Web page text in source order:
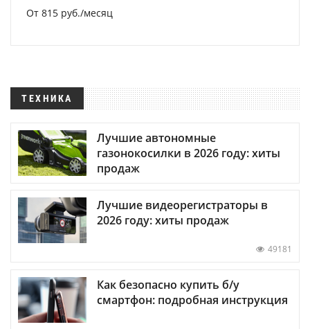
От 815 руб./месяц
ТЕХНИКА
Лучшие автономные
газонокосилки в 2026 году: хиты
продаж
Лучшие видеорегистраторы в
2026 году: хиты продаж
49181
Как безопасно купить б/у
смартфон: подробная инструкция